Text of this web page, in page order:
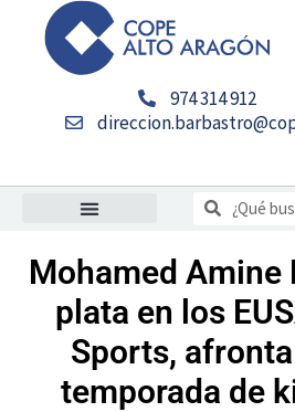
contenido
974 314 912
BuscarBuscar
Mohamed Amine
plata en los
Sports,
temporada de